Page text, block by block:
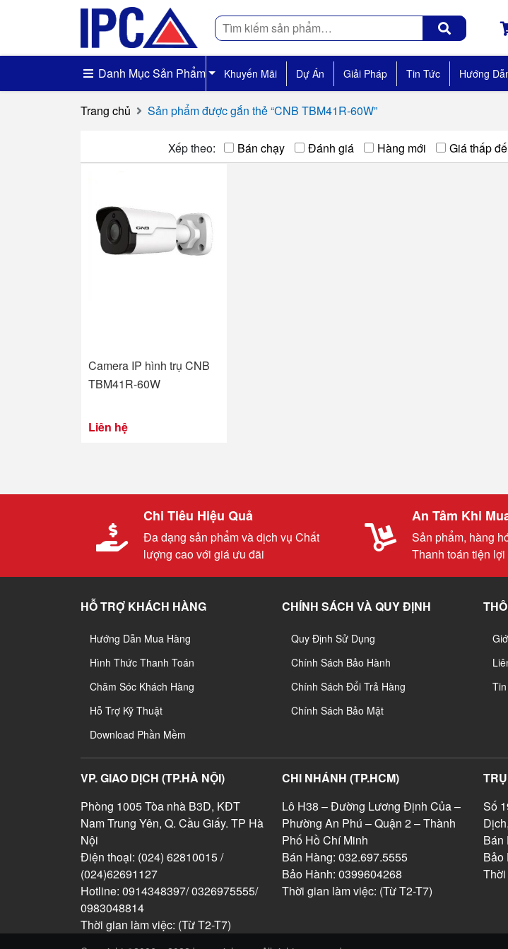
Tìm
kiếm
Danh Mục Sản Phẩm Khuyến Mãi Dự Án Giải Pháp Tin Tức Hướng
Trang chủ Sản phẩm được gắn thẻ “CNB TBM41R-60W”
Xếp theo: Bán chạy Đánh giá Hàng mới Giá thấp
Camera IP hình trụ CNB
TBM41R-60W
Liên hệ
Chi Tiêu Hiệu Quả
Đa dạng sản phẩm và dịch vụ Chất
lượng cao với giá ưu đãi
An Tâm Khi
Sản phẩm, hàng
Thanh toán tiện lợi
HỖ TRỢ KHÁCH HÀNG
Hướng Dẫn Mua Hàng
Hình Thức Thanh Toán
Chăm Sóc Khách Hàng
Hỗ Trợ Kỹ Thuật
Download Phần Mềm
CHÍNH SÁCH VÀ QUY ĐỊNH
Quy Định Sử Dụng
Chính Sách Bảo Hành
Chính Sách Đổi Trả Hàng
Chính Sách Bảo Mật
VP. GIAO DỊCH (TP.HÀ NỘI)
Phòng 1005 Tòa nhà B3D, KĐT
Nam Trung Yên, Q. Cầu Giấy. TP Hà
Nội
Điện thoại: (024) 62810015 /
(024)62691127
Hotline: 0914348397/ 0326975555/
0983048814
Thời gian làm việc: (Từ T2-T7)
CHI NHÁNH (TP.HCM)
Lô H38 – Đường Lương Định Của –
Phường An Phú – Quận 2 – Thành
Phố Hồ Chí Minh
Bán Hàng: 032.697.5555
Bảo Hành: 0399604268
Thời gian làm việc: (Từ T2-T7)
Số
Bán
Bảo